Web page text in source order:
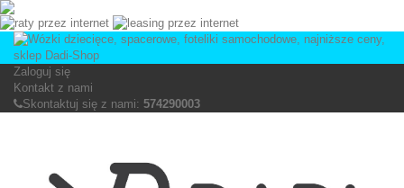
Zaloguj się
Kontakt z nami
Skontaktuj się z nami: 574290003